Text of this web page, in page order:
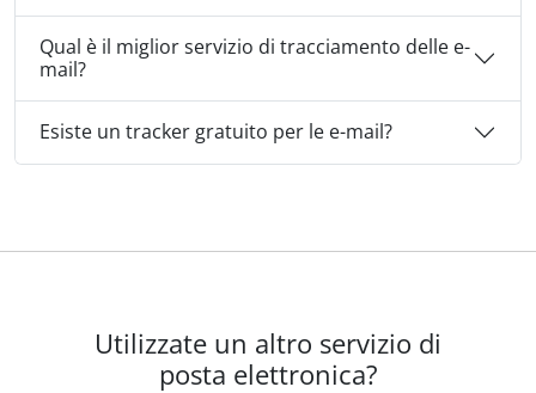
Qual è il miglior servizio di tracciamento delle e-
mail?
Esiste un tracker gratuito per le e-mail?
Utilizzate un altro servizio di
posta elettronica?